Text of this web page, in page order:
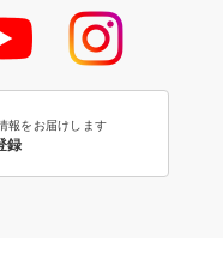
報をお届けします
録